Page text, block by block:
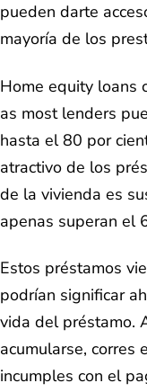
pueden darte
mayoría de los
Home equity loans
as most lenders
hasta el 80 por
atractivo de los
de la vivienda es
apenas superan el
Estos préstamos
podrían significar
vida del préstamo.
acumularse, corres
incumples con el